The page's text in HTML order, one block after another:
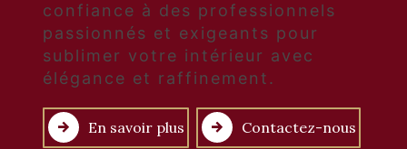
confiance à des professionnels
passionnés et exigeants pour
sublimer votre intérieur avec
élégance et raffinement.
En savoir plus Contactez-nous